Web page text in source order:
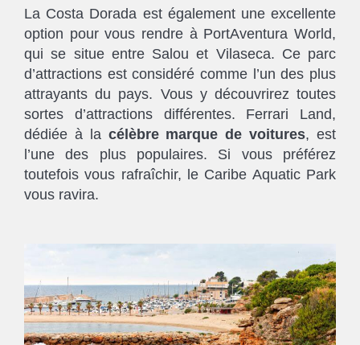
La Costa Dorada est également une excellente
option pour vous rendre à PortAventura World,
qui se situe entre Salou et Vilaseca. Ce parc
d’attractions est considéré comme l’un des plus
attrayants du pays. Vous y découvrirez toutes
sortes d’attractions différentes. Ferrari Land,
dédiée à la célèbre marque de voitures, est
l’une des plus populaires. Si vous préférez
toutefois vous rafraîchir, le Caribe Aquatic Park
vous ravira.